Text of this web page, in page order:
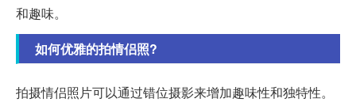
和趣味。
如何优雅的拍情侣照?
拍摄情侣照片可以通过错位摄影来增加趣味性和独特性。